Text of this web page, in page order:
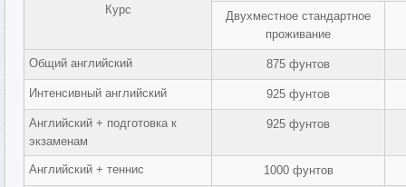
Курс
Двухместное стандартное
проживание
Общий английский 875 фунтов
Интенсивный английский 925 фунтов
Английский + подготовка к
экзаменам
925 фунтов
Английский + теннис 1000 фунтов